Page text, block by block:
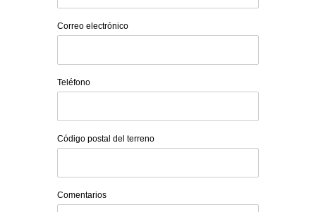
Correo electrónico
Teléfono
Código postal del terreno
Comentarios